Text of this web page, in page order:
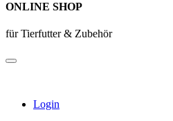
ONLINE SHOP
für Tierfutter & Zubehör
Login